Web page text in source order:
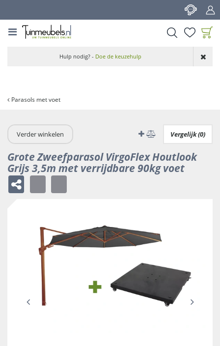
Parasols met voet
aan wensenlijst
Hulp nodig? - Doe de keuzehulp
Verder winkelen Vergelijk (0)
Grote Zweefparasol VirgoFlex Houtlook
Grijs 3,5m met verrijdbare 90kg voet